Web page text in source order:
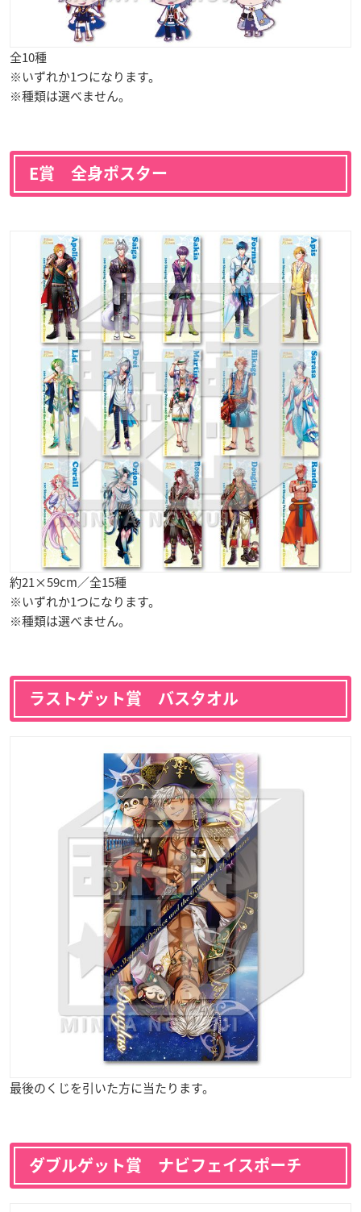
全10種
※いずれか1つになります。
※種類は選べません。
E賞 全身ポスター
約21×59cm／全15種
※いずれか1つになります。
※種類は選べません。
ラストゲット賞 バスタオル
最後のくじを引いた方に当たります。
ダブルゲット賞 ナビフェイスポーチ